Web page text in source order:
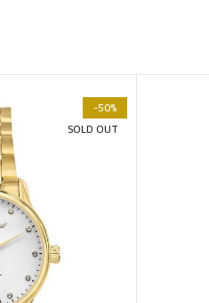
-50%
SOLD OUT